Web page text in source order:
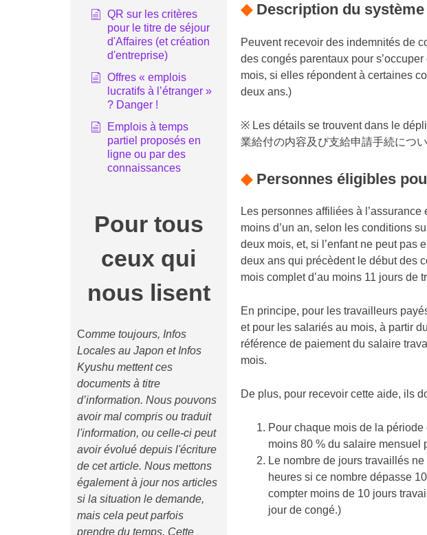
QR sur les critères
pour le titre de séjour
d'Affaires (et création
d'entreprise)
Offres « emplois
lucratifs à l’étranger »
? Danger !
Emplois à temps
partiel proposés en
ligne ou par des
connaissances
Pour tous
ceux qui
nous lisent
Comme toujours, Infos
Locales au Japon et Infos
Kyushu mettent ces
documents à titre
d’information. Nous pouvons
avoir mal compris ou traduit
l'information, ou celle-ci peut
avoir évolué depuis l'écriture
de cet article. Nous mettons
également à jour nos articles
si la situation le demande,
mais cela peut parfois
prendre du temps. Cette
◆Description du système
Peuvent recevoir des indemnités de
des congés parentaux pour
mois, si elles répondent à certaines
deux ans.)
※ Les détails se trouvent dans le
業給付の内容及び支給申請手続につ
◆Personnes éligibles
Les personnes affiliées à
moins d’un an, selon les conditions
deux mois, et, si l’enfant ne peut pas
deux ans qui précèdent le début des
mois complet d’au moins 11 jours de
En principe, pour les travailleurs
et pour les salariés au mois, à partir
référence de paiement du salaire
mois.
De plus, pour recevoir cette aide, ils
Pour chaque mois de la
moins 80 % du salaire mensuel
Le nombre de jours travaillés
heures si ce nombre dépasse
compter moins de 10 jours
jour de congé.)